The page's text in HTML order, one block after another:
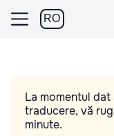
RO
La momentul
traducere, vă
minute.